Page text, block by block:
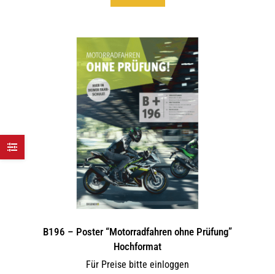
B196 – Poster “Motorradfahren ohne Prüfung”
Hochformat
Für Preise bitte einloggen